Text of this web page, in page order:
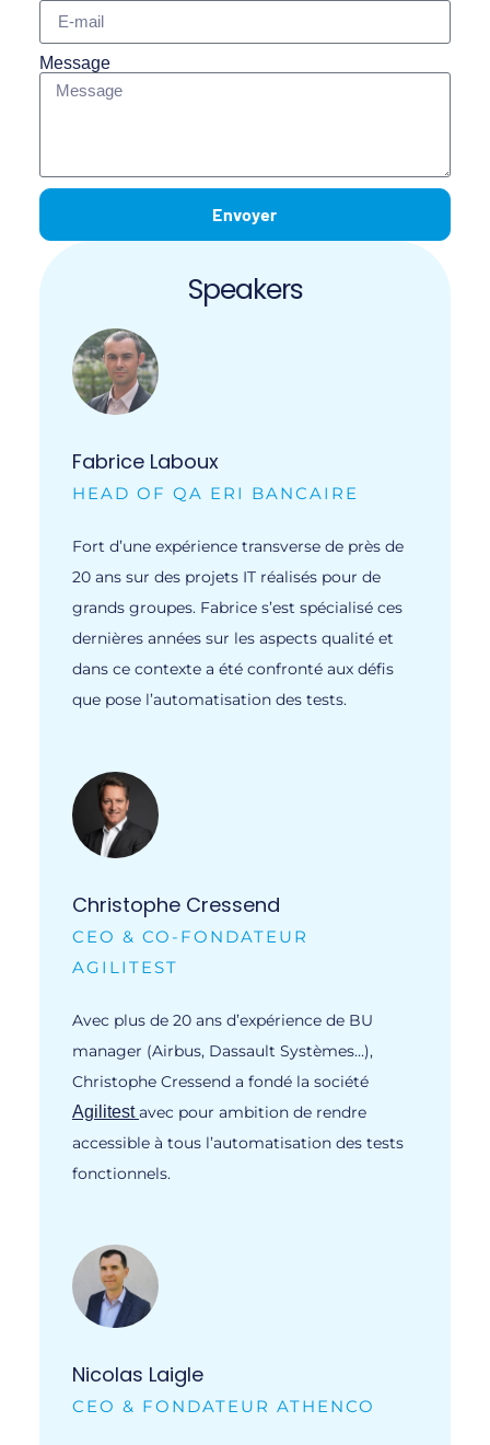
Message
Envoyer
Speakers
Fabrice Laboux
HEAD OF QA ERI BANCAIRE
Fort d’une expérience transverse de près de
20 ans sur des projets IT réalisés pour de
grands groupes. Fabrice s’est spécialisé ces
dernières années sur les aspects qualité et
dans ce contexte a été confronté aux défis
que pose l’automatisation des tests.
Christophe Cressend
CEO & CO-FONDATEUR
AGILITEST
Avec plus de 20 ans d’expérience de BU
manager (Airbus, Dassault Systèmes…),
Christophe Cressend a fondé la société
Agilitest avec pour ambition de rendre
accessible à tous l’automatisation des tests
fonctionnels.
Nicolas Laigle
CEO & FONDATEUR ATHENCO